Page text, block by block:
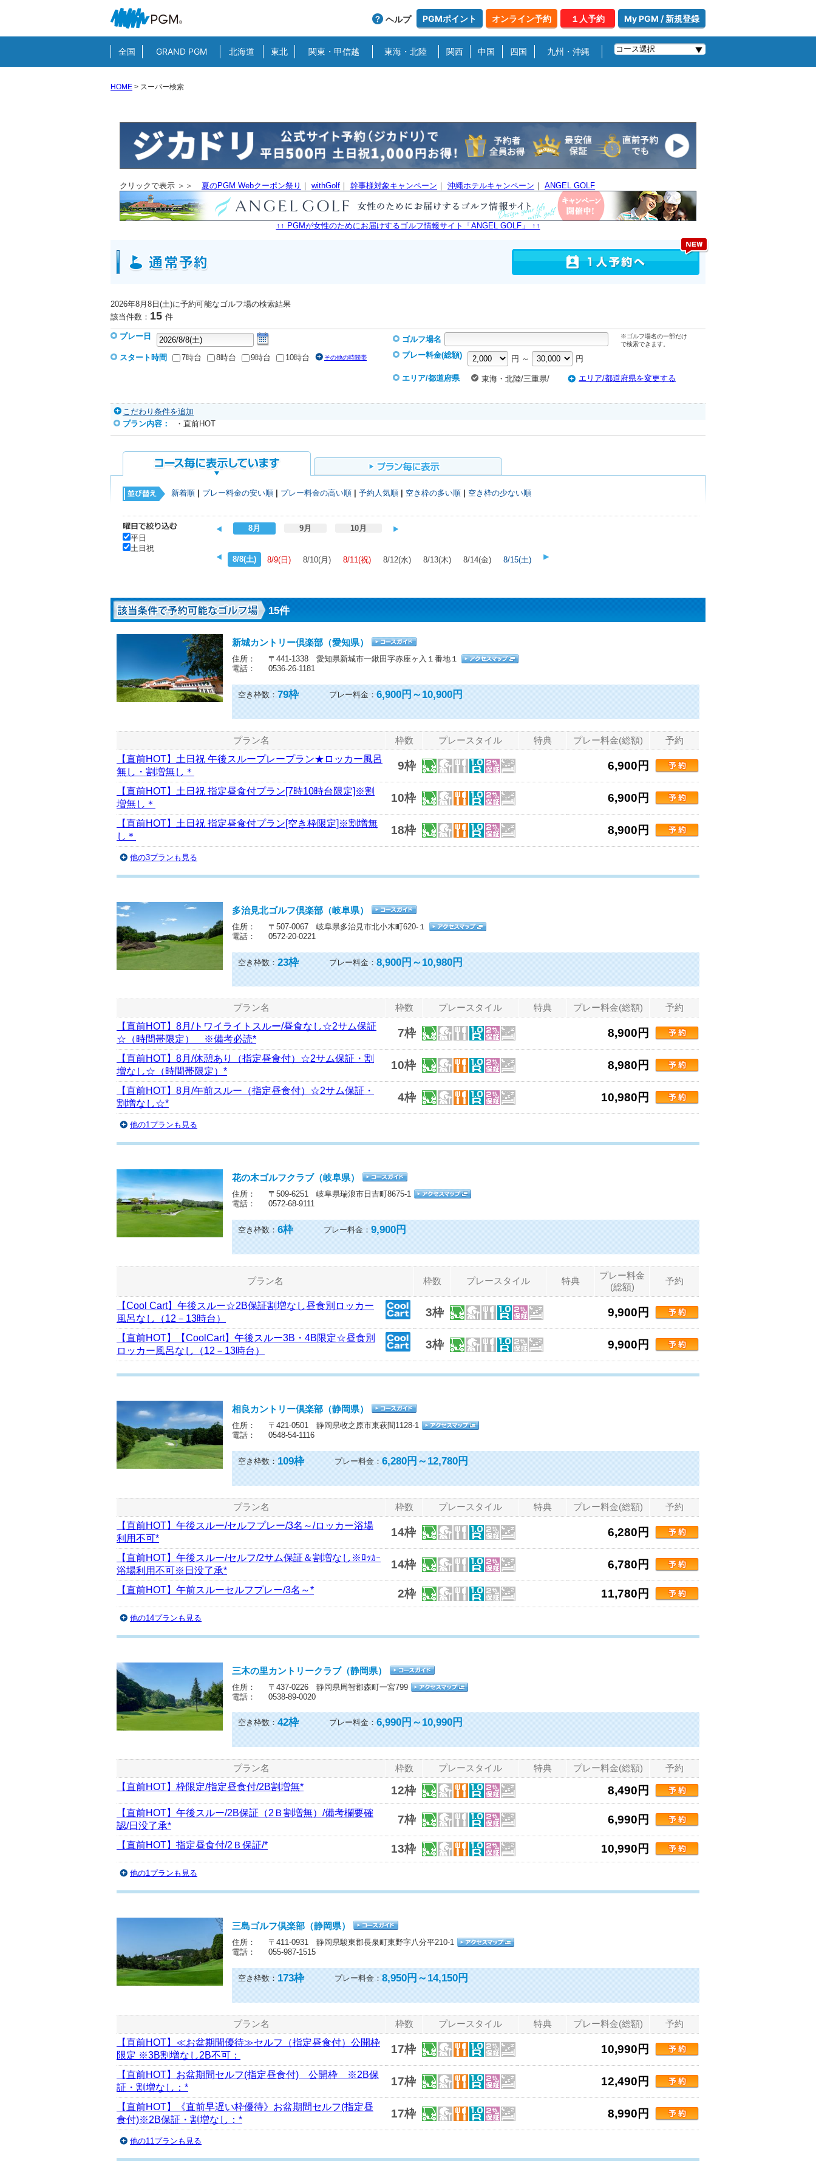
ヘルプ PGMポイント オンライン予約 １人予約 My PGM / 新規登録
全国 GRAND PGM 北海道 東北 関東・甲信越 東海・北陸 関西 中国 四国 九州・沖縄
HOME > スーパー検索
クリックで表示 ＞＞ 夏のPGM Webクーポン祭り ｜ withGolf ｜ 幹事様対象キャンペーン ｜ 沖縄ホテルキャンペーン ｜ ANGEL GOLF
↑↑ PGMが女性のためにお届けするゴルフ情報サイト「ANGEL GOLF」 ↑↑
2026年8月8日(土)に予約可能なゴルフ場の検索結果
該当件数： 15 件
プレー日 ゴルフ場名
※ゴルフ場名の一部だけ
で検索できます。
スタート時間 7時台 8時台 9時台 10時台 その他の時間帯 プレー料金(総額) 円 ～ 円
エリア/都道府県 東海・北陸/三重県/ エリア/都道府県を変更する
こだわり条件を追加
プラン内容：
・直前HOT
新着順 | プレー料金の安い順 | プレー料金の高い順 | 予約人気順 | 空き枠の多い順 | 空き枠の少ない順
平日
土日祝
8月 9月 10月
8/8(土) 8/9(日) 8/10(月) 8/11(祝) 8/12(水) 8/13(木) 8/14(金) 8/15(土)
15件
新城カントリー倶楽部（愛知県）
住所：
〒441-1338 愛知県新城市一鍬田字赤座ヶ入１番地１
電話：
0536-26-1181
空き枠数： 79枠 プレー料金： 6,900円～10,900円
プラン名 枠数 プレースタイル 特典 プレー料金(総額) 予約
【直前HOT】土日祝 午後スループレープラン★ロッカー風呂
無し・割増無し＊
9枠 6,900円
【直前HOT】土日祝 指定昼食付プラン[7時10時台限定]※割
増無し＊
10枠 6,900円
【直前HOT】土日祝 指定昼食付プラン[空き枠限定]※割増無
し＊
18枠 8,900円
他の3プランも見る
多治見北ゴルフ倶楽部（岐阜県）
住所：
〒507-0067 岐阜県多治見市北小木町620-１
電話：
0572-20-0221
空き枠数： 23枠 プレー料金： 8,900円～10,980円
プラン名 枠数 プレースタイル 特典 プレー料金(総額) 予約
【直前HOT】8月/トワイライトスルー/昼食なし☆2サム保証
☆（時間帯限定） ※備考必読*
7枠 8,900円
【直前HOT】8月/休憩あり（指定昼食付）☆2サム保証・割
増なし☆（時間帯限定）*
10枠 8,980円
【直前HOT】8月/午前スルー（指定昼食付）☆2サム保証・
割増なし☆*
4枠 10,980円
他の1プランも見る
花の木ゴルフクラブ（岐阜県）
住所：
〒509-6251 岐阜県瑞浪市日吉町8675-1
電話：
0572-68-9111
空き枠数： 6枠 プレー料金： 9,900円
プラン名 枠数 プレースタイル 特典
プレー料金
(総額)
予約
【Cool Cart】午後スルー☆2B保証割増なし昼食別ロッカー
風呂なし（12－13時台）
3枠 9,900円
【直前HOT】【CoolCart】午後スルー3B・4B限定☆昼食別
ロッカー風呂なし（12－13時台）
3枠 9,900円
相良カントリー倶楽部（静岡県）
住所：
〒421-0501 静岡県牧之原市東萩間1128-1
電話：
0548-54-1116
空き枠数： 109枠 プレー料金： 6,280円～12,780円
プラン名 枠数 プレースタイル 特典 プレー料金(総額) 予約
【直前HOT】午後スルー/セルフプレー/3名～/ロッカー浴場
利用不可*
14枠 6,280円
【直前HOT】午後スルー/セルフ/2サム保証＆割増なし※ﾛｯｶｰ
浴場利用不可※日没了承*
14枠 6,780円
【直前HOT】午前スルーセルフプレー/3名～* 2枠 11,780円
他の14プランも見る
三木の里カントリークラブ（静岡県）
住所：
〒437-0226 静岡県周智郡森町一宮799
電話：
0538-89-0020
空き枠数： 42枠 プレー料金： 6,990円～10,990円
プラン名 枠数 プレースタイル 特典 プレー料金(総額) 予約
【直前HOT】枠限定/指定昼食付/2B割増無* 12枠 8,490円
【直前HOT】午後スルー/2B保証（2Ｂ割増無）/備考欄要確
認/日没了承*
7枠 6,990円
【直前HOT】指定昼食付/2Ｂ保証/* 13枠 10,990円
他の1プランも見る
三島ゴルフ倶楽部（静岡県）
住所：
〒411-0931 静岡県駿東郡長泉町東野字八分平210-1
電話：
055-987-1515
空き枠数： 173枠 プレー料金： 8,950円～14,150円
プラン名 枠数 プレースタイル 特典 プレー料金(総額) 予約
【直前HOT】≪お盆期間優待≫セルフ（指定昼食付）公開枠
限定 ※3B割増なし2B不可：
17枠 10,990円
【直前HOT】お盆期間セルフ(指定昼食付) 公開枠 ※2B保
証・割増なし：*
17枠 12,490円
【直前HOT】《直前早遅い枠優待》お盆期間セルフ(指定昼
食付)※2B保証・割増なし：*
17枠 8,990円
他の11プランも見る